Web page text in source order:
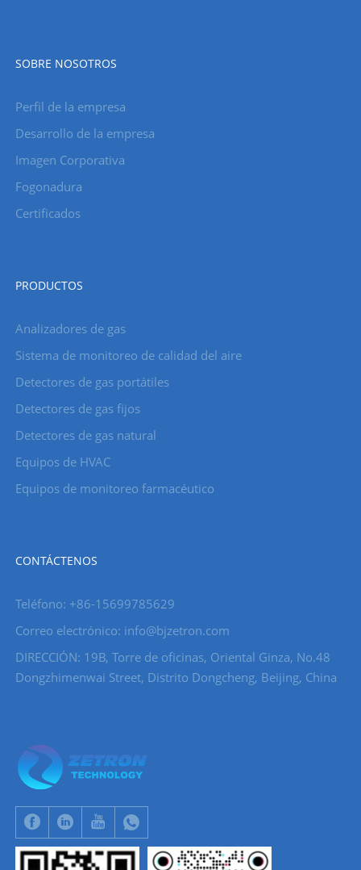
SOBRE NOSOTROS
Perfil de la empresa
Desarrollo de la empresa
Imagen Corporativa
Fogonadura
Certificados
PRODUCTOS
Analizadores de gas
Sistema de monitoreo de calidad del aire
Detectores de gas portátiles
Detectores de gas fijos
Detectores de gas natural
Equipos de HVAC
Equipos de monitoreo farmacéutico
CONTÁCTENOS
Teléfono: +86-15699785629
Correo electrónico: info@bjzetron.com
DIRECCIÓN: 19B, Torre de oficinas, Oriental Ginza, No.48
Dongzhimenwai Street, Distrito Dongcheng, Beijing, China